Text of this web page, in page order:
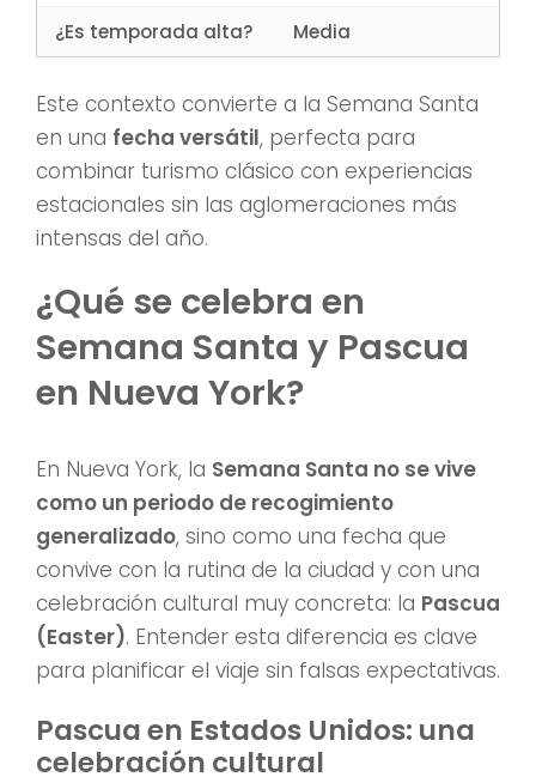
¿Es temporada alta? Media
Este contexto convierte a la Semana Santa
en una fecha versátil, perfecta para
combinar turismo clásico con experiencias
estacionales sin las aglomeraciones más
intensas del año.
¿Qué se celebra en
Semana Santa y Pascua
en Nueva York?
En Nueva York, la Semana Santa no se vive
como un periodo de recogimiento
generalizado, sino como una fecha que
convive con la rutina de la ciudad y con una
celebración cultural muy concreta: la Pascua
(Easter). Entender esta diferencia es clave
para planificar el viaje sin falsas expectativas.
Pascua en Estados Unidos: una
celebración cultural